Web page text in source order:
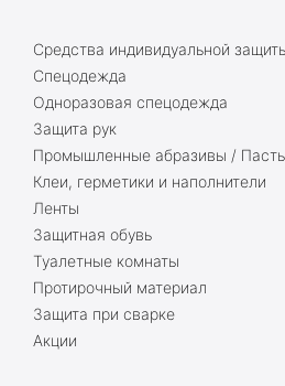
Средства индивидуальной
Спецодежда
Одноразовая спецодежда
Защита рук
Промышленные абразивы /
Клеи, герметики и наполнители
Ленты
Защитная обувь
Туалетные комнаты
Протирочный материал
Защита при сварке
Акции